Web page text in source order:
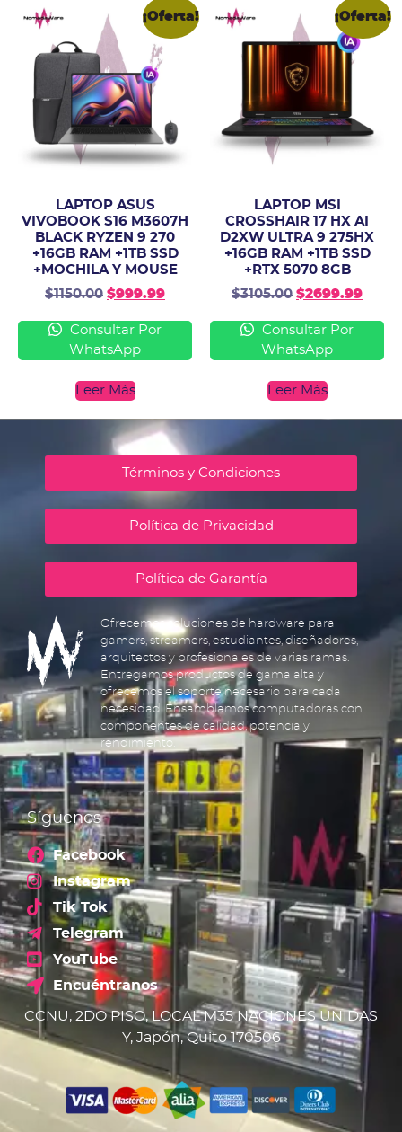
¡Oferta!
LAPTOP ASUS
VIVOBOOK S16 M3607H
BLACK RYZEN 9 270
+16GB RAM +1TB SSD
+MOCHILA Y MOUSE
$1150.00 $999.99
Consultar Por
WhatsApp
Leer Más
¡Oferta!
LAPTOP MSI
CROSSHAIR 17 HX AI
D2XW ULTRA 9 275HX
+16GB RAM +1TB SSD
+RTX 5070 8GB
$3105.00 $2699.99
Consultar Por
WhatsApp
Leer Más
Términos y Condiciones
Política de Privacidad
Política de Garantía
Ofrecemos soluciones de hardware para
gamers, streamers, estudiantes, diseñadores,
arquitectos y profesionales de varias ramas.
Entregamos productos de gama alta y
ofrecemos el soporte necesario para cada
necesidad. Ensamblamos computadoras con
componentes de calidad, potencia y
rendimiento.
Síguenos
Facebook
Instagram
Tik Tok
Telegram
YouTube
Encuéntranos
CCNU, 2DO PISO, LOCAL M35 NACIONES UNIDAS
Y, Japón, Quito 170506